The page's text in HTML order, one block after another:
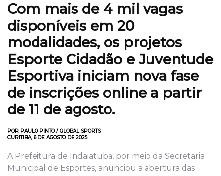
Com mais de 4 mil vagas
disponíveis em 20
modalidades, os projetos
Esporte Cidadão e Juventude
Esportiva iniciam nova fase
de inscrições online a partir
de 11 de agosto.
POR PAULO PINTO / GLOBAL SPORTS
CURITIBA, 6 DE AGOSTO DE 2025
A Prefeitura de Indaiatuba, por meio da Secretaria
Municipal de Esportes, anunciou a abertura das